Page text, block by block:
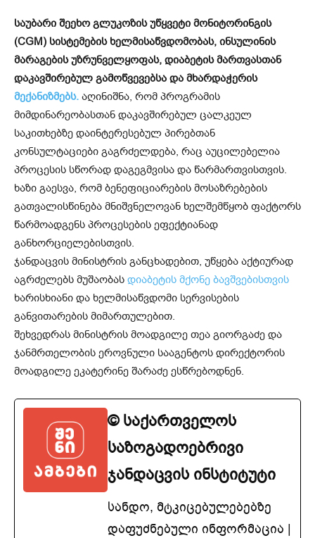
საუბარი შეეხო გლუკოზის უწყვეტი მონიტორინგის
(CGM) სისტემების ხელმისაწვდომობას, ინსულინის
მარაგების უზრუნველყოფას, დიაბეტის მართვასთან
დაკავშირებულ გამოწვევებსა და მხარდაჭერის
მექანიზმებს. აღინიშნა, რომ პროგრამის
მიმდინარეობასთან დაკავშირებულ ცალკეულ
საკითხებზე დაინტერესებულ პირებთან
კონსულტაციები გაგრძელდება, რაც აუცილებელია
პროცესის სწორად დაგეგმვისა და წარმართვისთვის.
ხაზი გაესვა, რომ ბენეფიციარების მოსაზრებების
გათვალისწინება მნიშვნელოვან ხელშემწყობ ფაქტორს
წარმოადგენს პროცესების ეფექტიანად
განხორციელებისთვის.
ჯანდაცვის მინისტრის განცხადებით, უწყება აქტიურად
აგრძელებს მუშაობას დიაბეტის მქონე ბავშვებისთვის
ხარისხიანი და ხელმისაწვდომი სერვისების
განვითარების მიმართულებით.
შეხვედრას მინისტრის მოადგილე თეა გიორგაძე და
ჯანმრთელობის ეროვნული სააგენტოს დირექტორის
მოადგილე ეკატერინე შარაძე ესწრებოდნენ.
© საქართველოს
საზოგადოებრივი
ჯანდაცვის ინსტიტუტი
სანდო, მტკიცებულებებზე
დაფუძნებული ინფორმაცია |